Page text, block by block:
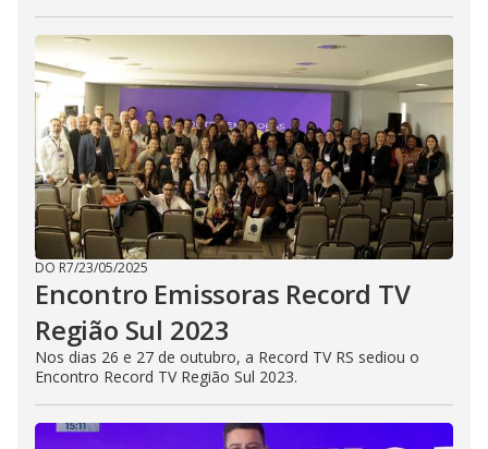
DO R7/23/05/2025
Encontro Emissoras Record TV
Região Sul 2023
Nos dias 26 e 27 de outubro, a Record TV RS sediou o
Encontro Record TV Região Sul 2023.